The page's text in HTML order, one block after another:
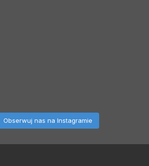
Obserwuj nas na Instagramie